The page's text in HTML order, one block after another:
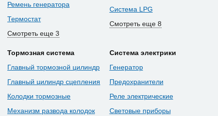
Ремень генератора
Термостат
Смотреть еще 3
Система LPG
Смотреть еще 8
Тормозная система
Главный тормозной цилиндр
Главный цилиндр сцепления
Колодки тормозные
Механизм развода колодок
Система электрики
Генератор
Предохранители
Реле электрические
Световые приборы